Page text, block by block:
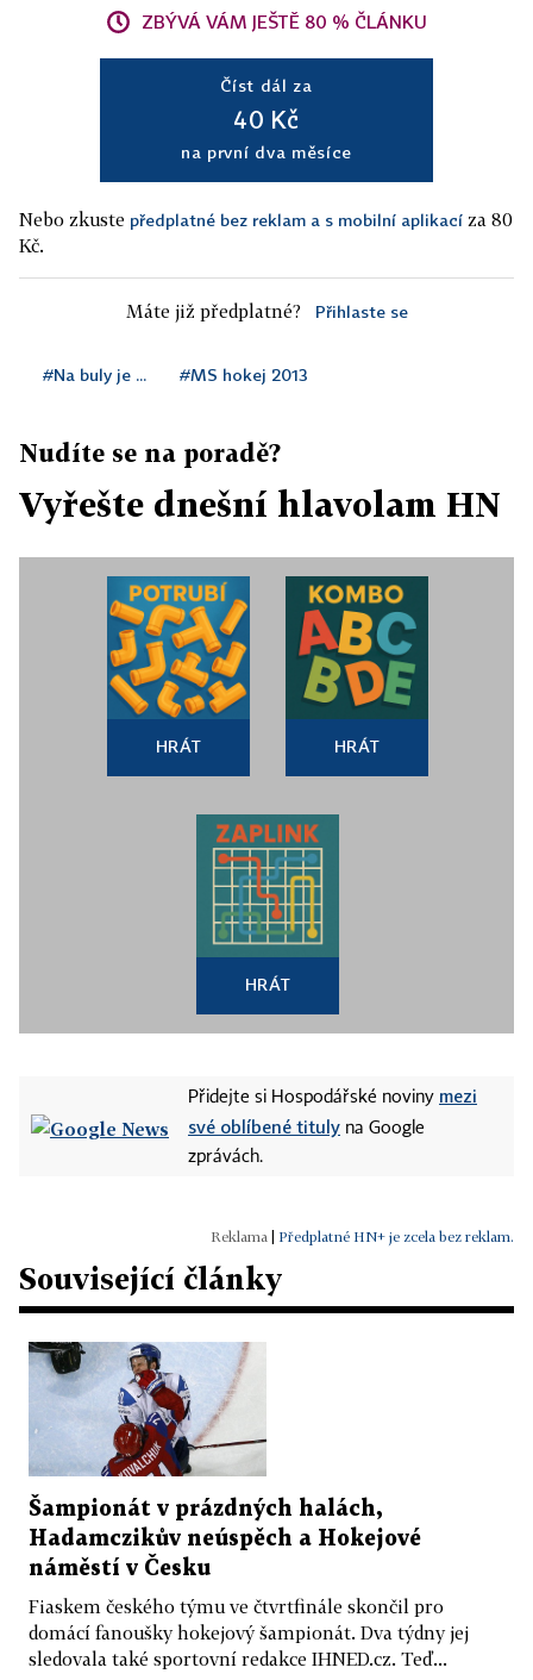
ZBÝVÁ VÁM JEŠTĚ 80 % ČLÁNKU
Číst dál za
40 Kč
na první dva měsíce
Nebo zkuste předplatné bez reklam a s mobilní aplikací za 80
Kč.
Máte již předplatné? Přihlaste se
#Na buly je ... #MS hokej 2013
Nudíte se na poradě?
Vyřešte dnešní hlavolam HN
HRÁT HRÁT
HRÁT
Přidejte si Hospodářské noviny mezi
své oblíbené tituly na Google
zprávách.
Předplatné HN+ je zcela bez reklam.
Související články
Šampionát v prázdných halách,
Hadamczikův neúspěch a Hokejové
náměstí v Česku
Fiaskem českého týmu ve čtvrtfinále skončil pro
domácí fanoušky hokejový šampionát. Dva týdny jej
sledovala také sportovní redakce IHNED.cz. Teď...